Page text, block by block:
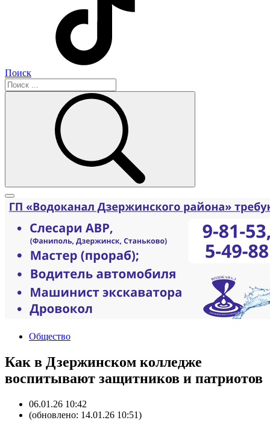
Поиск
Общество
Как в Дзержинском колледже
воспитывают защитников и патриотов
06.01.26 10:42
(обновлено: 14.01.26 10:51)